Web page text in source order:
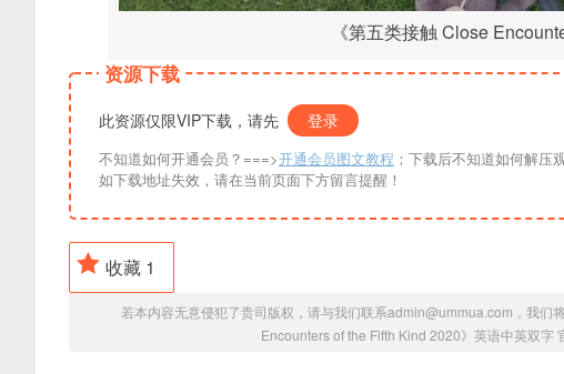
《第五类接触 Close
资源下载
此资源仅限VIP下载，请先 登录
不知道如何开通会员？===>开通会员图文教程 ；下载后不知道如何解压
如下载地址失效，请在当前页面下方留言提醒！
收藏 1
若本内容无意侵犯了贵司版权，请与我们联系admin@ummua.com，我们
Encounters of the Fifth Kind 2020》英语中英双字